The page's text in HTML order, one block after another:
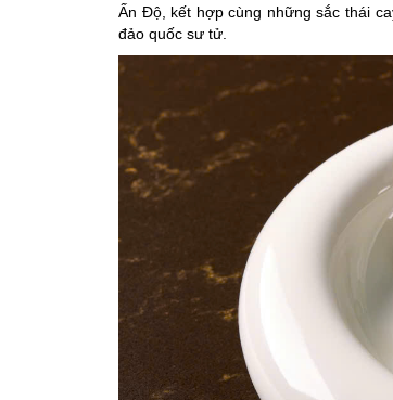
Ấn Độ, kết hợp cùng những sắc thái
đảo quốc sư tử.